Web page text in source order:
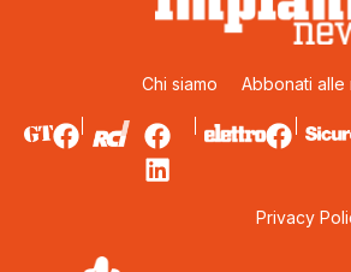
Chi siamo Abbonati alle
Privacy